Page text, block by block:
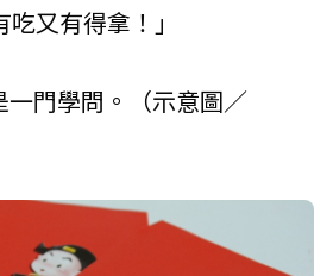
又有得拿！」
門學問。（示意圖／